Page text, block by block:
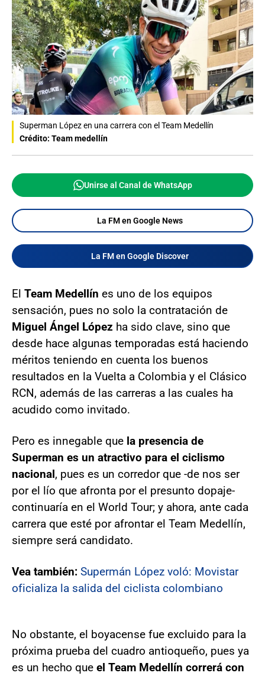
Superman López en una carrera con el Team Medellín
Crédito: Team medellín
Unirse al Canal de WhatsApp
La FM en Google News
La FM en Google Discover
El Team Medellín es uno de los equipos
sensación, pues no solo la contratación de
Miguel Ángel López ha sido clave, sino que
desde hace algunas temporadas está haciendo
méritos teniendo en cuenta los buenos
resultados en la Vuelta a Colombia y el Clásico
RCN, además de las carreras a las cuales ha
acudido como invitado.
Pero es innegable que la presencia de
Superman es un atractivo para el ciclismo
nacional, pues es un corredor que -de nos ser
por el lío que afronta por el presunto dopaje-
continuaría en el World Tour; y ahora, ante cada
carrera que esté por afrontar el Team Medellín,
siempre será candidato.
Vea también: Supermán López voló: Movistar
oficializa la salida del ciclista colombiano
No obstante, el boyacense fue excluido para la
próxima prueba del cuadro antioqueño, pues ya
es un hecho que el Team Medellín correrá con